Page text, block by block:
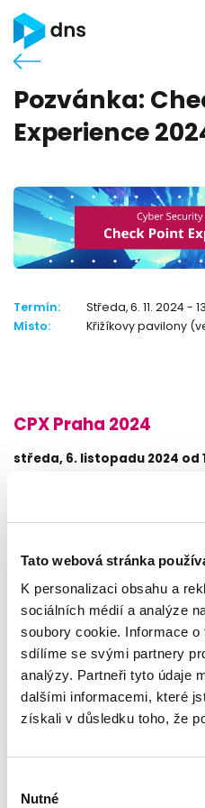
Tato webová stránka
K personalizaci obsahu a
sociálních médií a analýze
soubory cookie. Informace
sdílíme se svými partnery
analýzy. Partneři tyto údaje
dalšími informacemi, které
získali v důsledku toho, že
souhlasu
Nutné
Pozvánka:
Experience
Termín: Středa, 6. 11. 2024 -
Místo: Křižíkovy pavilony
CPX Praha 2024
středa, 6. listopadu 2024 od
Vítejte na
Zveme Vás na tradiční Check
jako v předchozích letech
nabitou informacemi,
lidmi.
Na co se můžete těšit?
Inspirativní přednášky od
Ukázky nejnovějších